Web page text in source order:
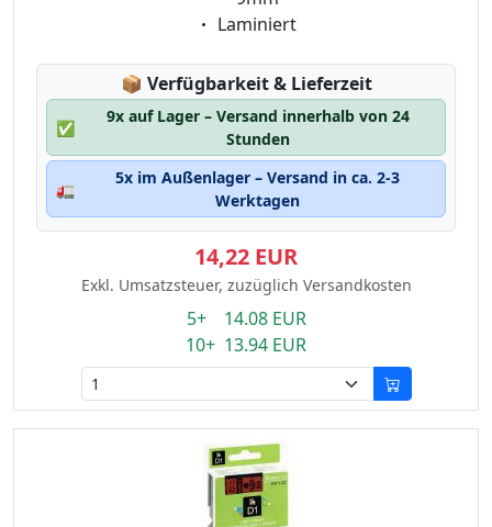
Eigenschaft:
Laminiert
📦 Lagerstatus:
Verfügbarkeit & Lieferzeit
✅
9x auf Lager – Versand innerhalb von 24
Stunden
🚛
5x im Außenlager – Versand in ca. 2-3
Werktagen
14,22 EUR
Exkl. Umsatzsteuer, zuzüglich Versandkosten
5+ 14.08 EUR
10+ 13.94 EUR